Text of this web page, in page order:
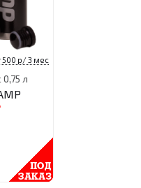
500 р/ 3 мес
л